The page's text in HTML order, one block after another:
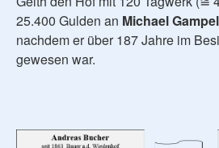
25.400 Gulden an Michael Gampel
nachdem er über 187 Jahre im
gewesen war.